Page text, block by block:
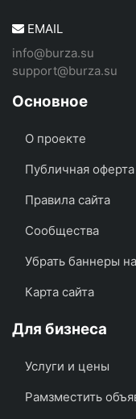
EMAIL
info@burza.su
support@burza.su
Основное
О проекте
Публичная оферта
Правила сайта
Сообщества
Убрать баннеры
Карта сайта
Для бизнеса
Услуги и цены
Рамзместить